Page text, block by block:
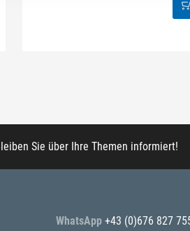
Sie über Ihre Themen informiert!
WhatsApp +43 (0)676 827